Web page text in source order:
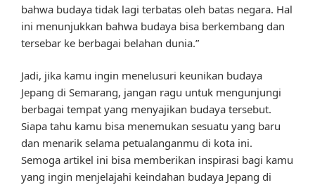
bahwa budaya tidak lagi terbatas oleh batas negara. Hal
ini menunjukkan bahwa budaya bisa berkembang dan
tersebar ke berbagai belahan dunia.”
Jadi, jika kamu ingin menelusuri keunikan budaya
Jepang di Semarang, jangan ragu untuk mengunjungi
berbagai tempat yang menyajikan budaya tersebut.
Siapa tahu kamu bisa menemukan sesuatu yang baru
dan menarik selama petualanganmu di kota ini.
Semoga artikel ini bisa memberikan inspirasi bagi kamu
yang ingin menjelajahi keindahan budaya Jepang di